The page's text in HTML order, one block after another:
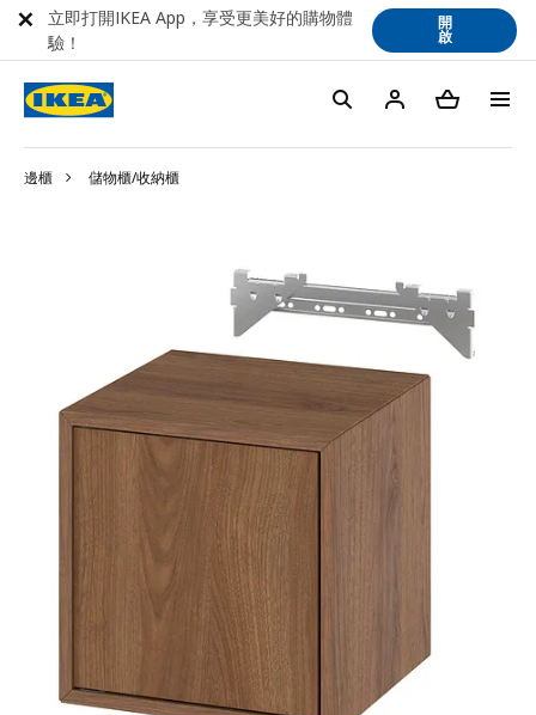
邊櫃 儲物櫃/收納櫃
立即打開IKEA App，享受更美好的購物體
驗！
開
啟